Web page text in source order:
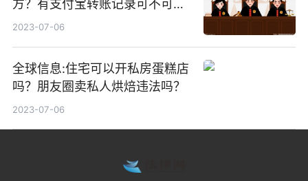
方？有支付宝转账记录可不可以
起诉？ 焦点讯息
2023-07-06
全球信息:住宅可以开私房蛋糕店
吗？朋友圈卖私人烘焙违法吗？
2023-07-06